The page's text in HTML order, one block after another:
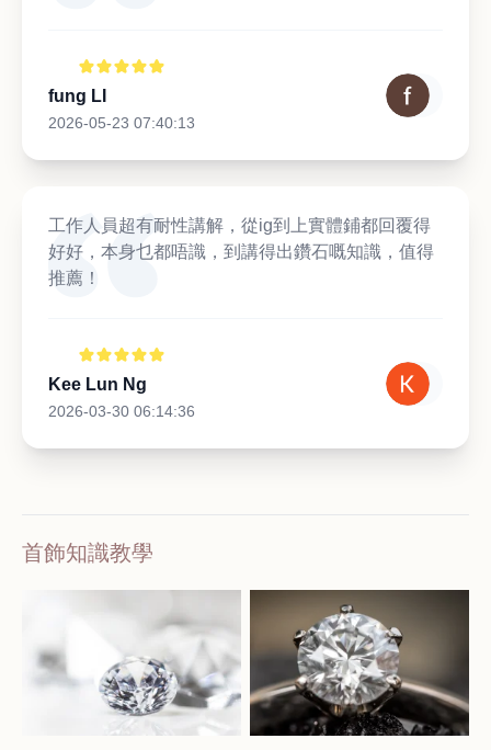
fung LI
2026-05-23 07:40:13
工作人員超有耐性講解，從ig到上實體鋪都回覆得
好好，本身乜都唔識，到講得出鑽石嘅知識，值得
推薦！
Kee Lun Ng
2026-03-30 06:14:36
首飾知識教學